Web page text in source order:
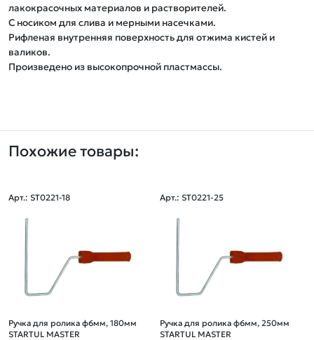
лакокрасочных материалов и растворителей.
С носиком для слива и мерными насечками.
Рифленая внутренняя поверхность для отжима кистей и
валиков.
Похожие товары:
Арт.: ST0221-18
Ручка для ролика ф6мм, 180мм
STARTUL MASTER
Арт.: ST0221-25
Ручка для ролика ф6мм, 250мм
STARTUL MASTER